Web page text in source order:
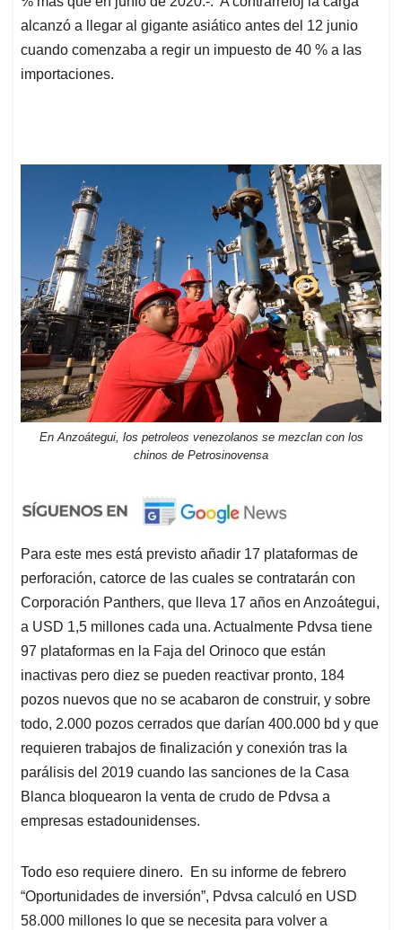
alcanzó a llegar al gigante asiático antes del 12 junio
cuando comenzaba a regir un impuesto de 40 % a las
importaciones.
En Anzoátegui, los petroleos venezolanos se mezclan con los
chinos de Petrosinovensa
Para este mes está previsto añadir 17 plataformas de
perforación, catorce de las cuales se contratarán con
Corporación Panthers, que lleva 17 años en Anzoátegui,
a USD 1,5 millones cada una. Actualmente Pdvsa tiene
97 plataformas en la Faja del Orinoco que están
inactivas pero diez se pueden reactivar pronto, 184
pozos nuevos que no se acabaron de construir, y sobre
todo, 2.000 pozos cerrados que darían 400.000 bd y que
requieren trabajos de finalización y conexión tras la
parálisis del 2019 cuando las sanciones de la Casa
Blanca bloquearon la venta de crudo de Pdvsa a
empresas estadounidenses.
Todo eso requiere dinero. En su informe de febrero
“Oportunidades de inversión”, Pdvsa calculó en USD
58.000 millones lo que se necesita para volver a